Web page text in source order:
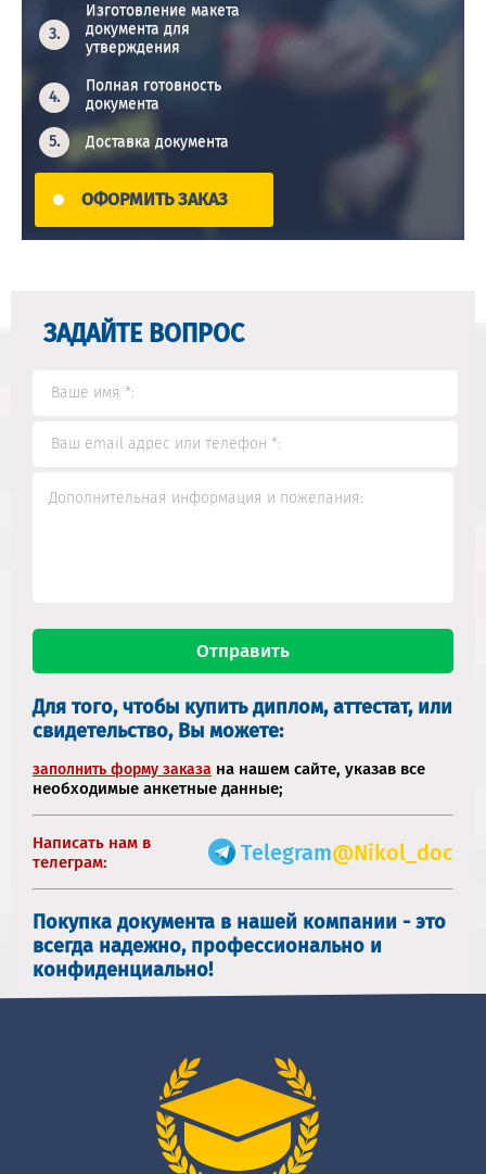
Изготовление макета
документа для
утверждения
Полная готовность
документа
Доставка документа
ОФОРМИТЬ ЗАКАЗ
ЗАДАЙТЕ ВОПРОС
Для того, чтобы купить диплом, аттестат, или
свидетельство, Вы можете:
заполнить форму заказа на нашем сайте, указав все
необходимые анкетные данные;
Написать нам в
телеграм:
Telegram@Nikol_doc
Покупка документа в нашей компании - это
всегда надежно, профессионально и
конфиденциально!